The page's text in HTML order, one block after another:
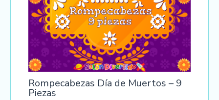
Rompecabezas Día de Muertos – 9
Piezas